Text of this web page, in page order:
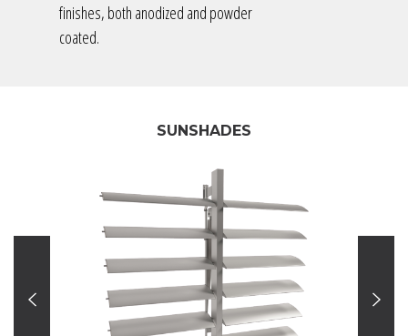
finishes, both anodized and powder
coated.
SUNSHADES